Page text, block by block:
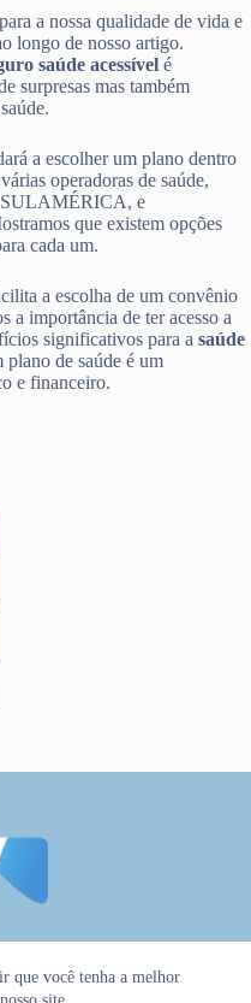
que você tenha a melhor
a nossa qualidade de vida e
longo de nosso artigo.
saúde acessível é
surpresas mas também
a escolher um plano dentro
operadoras de saúde,
e
que existem opções
cada um.
a escolha de um convênio
a importância de ter acesso a
significativos para a saúde
de saúde é um
e financeiro.